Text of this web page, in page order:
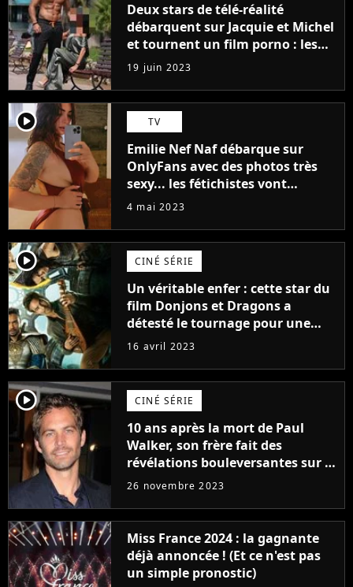
Deux stars de télé-réalité
débarquent sur Jacquie et Michel
et tournent un film porno : les
premières images du tournage
(exclu)
19 juin 2023
player2 TV
Emilie Nef Naf débarque sur
OnlyFans avec des photos très
sexy... les fétichistes vont
prendre leur pied !
4 mai 2023
player2 CINÉ SÉRIE
Un véritable enfer : cette star du
film Donjons et Dragons a
détesté le tournage pour une
raison très spéciale
16 avril 2023
player2 CINÉ SÉRIE
10 ans après la mort de Paul
Walker, son frère fait des
révélations bouleversantes sur la
réaction des acteurs de Fast and
26 novembre 2023
Miss France 2024 : la gagnante
déjà annoncée ! (Et ce n'est pas
un simple pronostic)